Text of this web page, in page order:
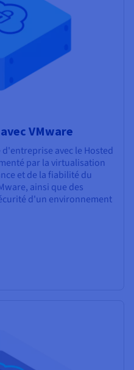
VMware
avec le Hosted
par la virtualisation
et de la fiabilité du
ainsi que des
d'un environnement